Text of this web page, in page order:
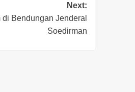
Next:
Bendungan Jenderal
Soedirman